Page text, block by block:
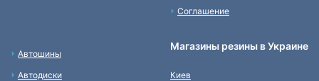
Соглашение
Автошины
Автодиски
Магазины резины в Украине
Киев